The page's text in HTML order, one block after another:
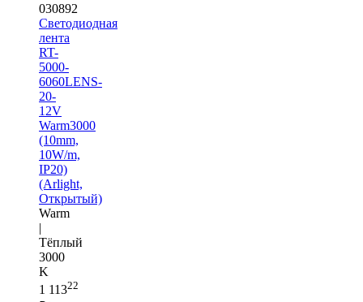
030892
Светодиодная
лента
RT-
5000-
6060LENS-
20-
12V
Warm3000
(10mm,
10W/m,
IP20)
(Arlight,
Открытый)
Warm
|
Тёплый
3000
K
1 11322